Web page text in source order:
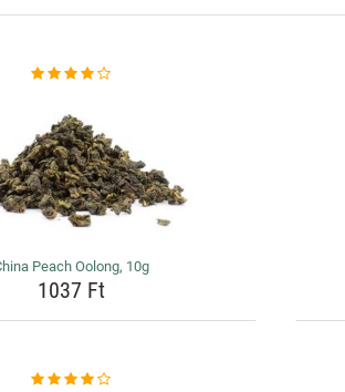
Peach Oolong, 10g
1037 Ft